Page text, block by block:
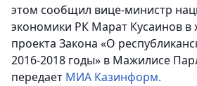
этом сообщил вице-министр
экономики РК Марат Кусаинов в
проекта Закона «О
2016-2018 годы» в Мажилисе
передает МИА Казинформ.